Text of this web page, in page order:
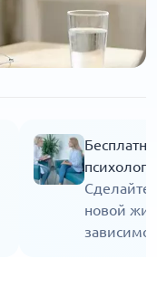
психолога
Сделайте
новой